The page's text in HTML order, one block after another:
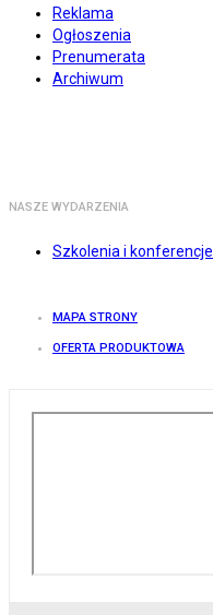
Reklama
Ogłoszenia
Prenumerata
Archiwum
NASZE WYDARZENIA
Szkolenia i konferencje
MAPA STRONY
OFERTA PRODUKTOWA